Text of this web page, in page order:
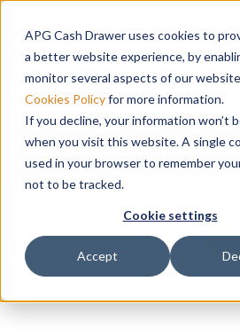
APG Cash Drawer uses cookies to
a better website experience, by
monitor several aspects of our
Cookies Policyfor more information.
If you decline, your information won’t
when you visit this website. A single
used in your browser to remember
not to be tracked.
Cookie settings
Accept
ES